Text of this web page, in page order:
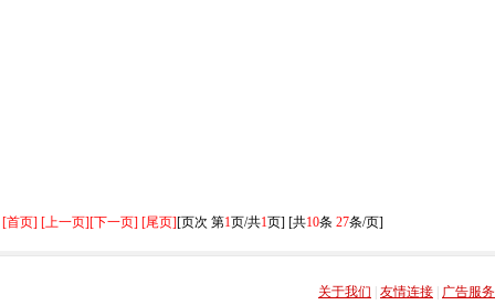
[首页] [上一页][下一页] [尾页][页次 第1页/共1页] [共10条 27条/页]
关于我们 友情连接 广告服务